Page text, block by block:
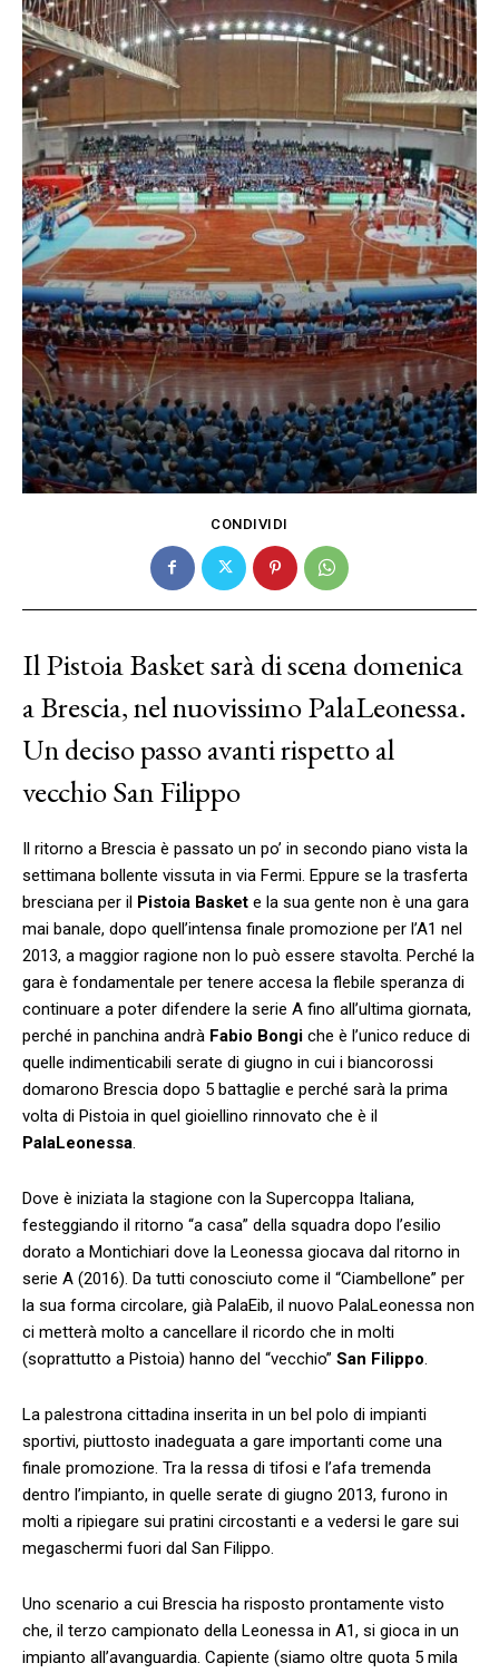
CONDIVIDI
Il Pistoia Basket sarà di scena domenica
a Brescia, nel nuovissimo PalaLeonessa.
Un deciso passo avanti rispetto al
vecchio San Filippo
Il ritorno a Brescia è passato un po’ in secondo piano vista la
settimana bollente vissuta in via Fermi. Eppure se la trasferta
bresciana per il Pistoia Basket e la sua gente non è una gara
mai banale, dopo quell’intensa finale promozione per l’A1 nel
2013, a maggior ragione non lo può essere stavolta. Perché la
gara è fondamentale per tenere accesa la flebile speranza di
continuare a poter difendere la serie A fino all’ultima giornata,
perché in panchina andrà Fabio Bongi che è l’unico reduce di
quelle indimenticabili serate di giugno in cui i biancorossi
domarono Brescia dopo 5 battaglie e perché sarà la prima
volta di Pistoia in quel gioiellino rinnovato che è il
PalaLeonessa.
Dove è iniziata la stagione con la Supercoppa Italiana,
festeggiando il ritorno “a casa” della squadra dopo l’esilio
dorato a Montichiari dove la Leonessa giocava dal ritorno in
serie A (2016). Da tutti conosciuto come il “Ciambellone” per
la sua forma circolare, già PalaEib, il nuovo PalaLeonessa non
ci metterà molto a cancellare il ricordo che in molti
(soprattutto a Pistoia) hanno del “vecchio” San Filippo.
La palestrona cittadina inserita in un bel polo di impianti
sportivi, piuttosto inadeguata a gare importanti come una
finale promozione. Tra la ressa di tifosi e l’afa tremenda
dentro l’impianto, in quelle serate di giugno 2013, furono in
molti a ripiegare sui pratini circostanti e a vedersi le gare sui
megaschermi fuori dal San Filippo.
Uno scenario a cui Brescia ha risposto prontamente visto
che, il terzo campionato della Leonessa in A1, si gioca in un
impianto all’avanguardia. Capiente (siamo oltre quota 5 mila